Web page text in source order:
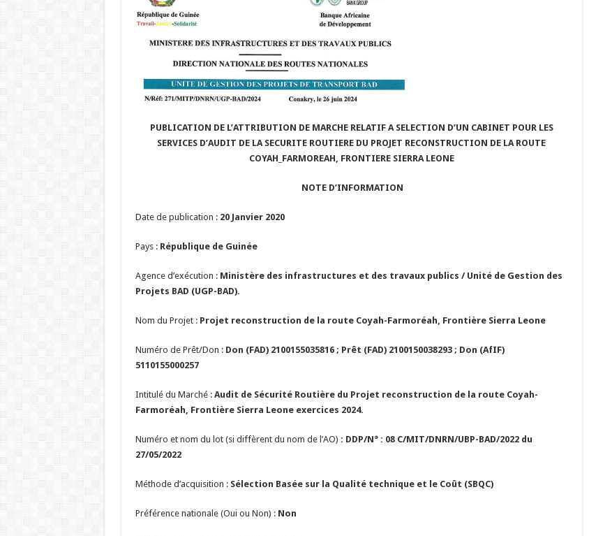
PUBLICATION DE L’ATTRIBUTION DE MARCHE RELATIF A SELECTION D’UN CABINET POUR LES
SERVICES D’AUDIT DE LA SECURITE ROUTIERE DU PROJET RECONSTRUCTION DE LA ROUTE
COYAH_FARMOREAH, FRONTIERE SIERRA LEONE
NOTE D’INFORMATION
Date de publication : 20 Janvier 2020
Pays : République de Guinée
Agence d’exécution : Ministère des infrastructures et des travaux publics / Unité de Gestion des
Projets BAD (UGP-BAD).
Nom du Projet : Projet reconstruction de la route Coyah-Farmoréah, Frontière Sierra Leone
Numéro de Prêt/Don : Don (FAD) 2100155035816 ; Prêt (FAD) 2100150038293 ; Don (AfIF)
5110155000257
Intitulé du Marché : Audit de Sécurité Routière du Projet reconstruction de la route Coyah-
Farmoréah, Frontière Sierra Leone exercices 2024.
Numéro et nom du lot (si diffèrent du nom de l’AO) : DDP/N° : 08 C/MIT/DNRN/UBP-BAD/2022 du
27/05/2022
Méthode d’acquisition : Sélection Basée sur la Qualité technique et le Coût (SBQC)
Préférence nationale (Oui ou Non) : Non